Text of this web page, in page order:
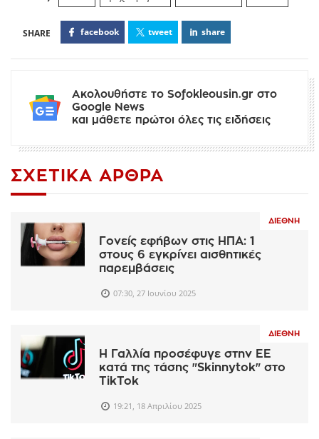
facebook tweet share
Ακολουθήστε το Sofokleousin.gr στο
Google News
και μάθετε πρώτοι όλες τις ειδήσεις
ΣΧΕΤΙΚΆ ΆΡΘΡΑ
ΔΙΕΘΝΉ
Γονείς εφήβων στις ΗΠΑ: 1
στους 6 εγκρίνει αισθητικές
παρεμβάσεις
07:30, 27 Ιουνίου 2025
ΔΙΕΘΝΉ
Η Γαλλία προσέφυγε στην ΕΕ
κατά της τάσης "Skinnytok" στο
TikTok
19:21, 18 Απριλίου 2025